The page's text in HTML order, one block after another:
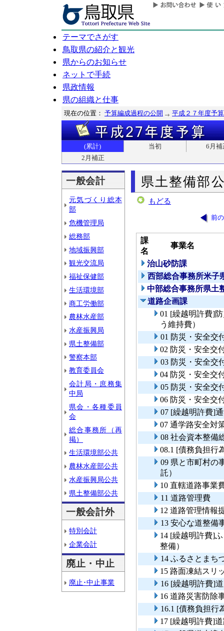
テーマでさがす
鳥取県の紹介と観光
県からのお知らせ
ネットで手続
県政情報
県の組織と仕事
現在の位置： 予算編成過程の公開 平成２７年度予算
(累計) 当初
6月補
2月補正
一般会計
元気づくり総本
部
危機管理局
総務部
地域振興部
観光交流局
福祉保健部
生活環境部
商工労働部
農林水産部
水産振興局
県土整備部
警察本部
教育委員会
会計局・庶務集
中局
県会・各種委員
会
総合事務所（再
掲）
生活環境部公共
農林水産部公共
水産振興局公共
県土整備部公共
一般会計外
特別会計
企業会計
廃止・中止
廃止･中止事業
県土整備部
もどる
前
課
名
事業名
治山砂防課
西部総合事務所米子
中部総合事務所県土
道路企画課
01 [繰越明許費]
う維持費）
01 防災・安全交
02 防災・安全交
03 防災・安全交
04 防災・安全交
05 防災・安全交
06 防災・安全交
07 [繰越明許費]
07 通学路安全対
08 社会資本整備
08.1 [債務負担行
09 県と市町村の
託）
10 直轄道路事業
11 道路管理費
12 道路管理情報
13 安心な道整備
14 [繰越明許費]
整備）
14 ふるさとまち
15 路面凍結スリ
16 [繰越明許費]
16 道路災害防除
16.1 [債務負担行
17 [繰越明許費]